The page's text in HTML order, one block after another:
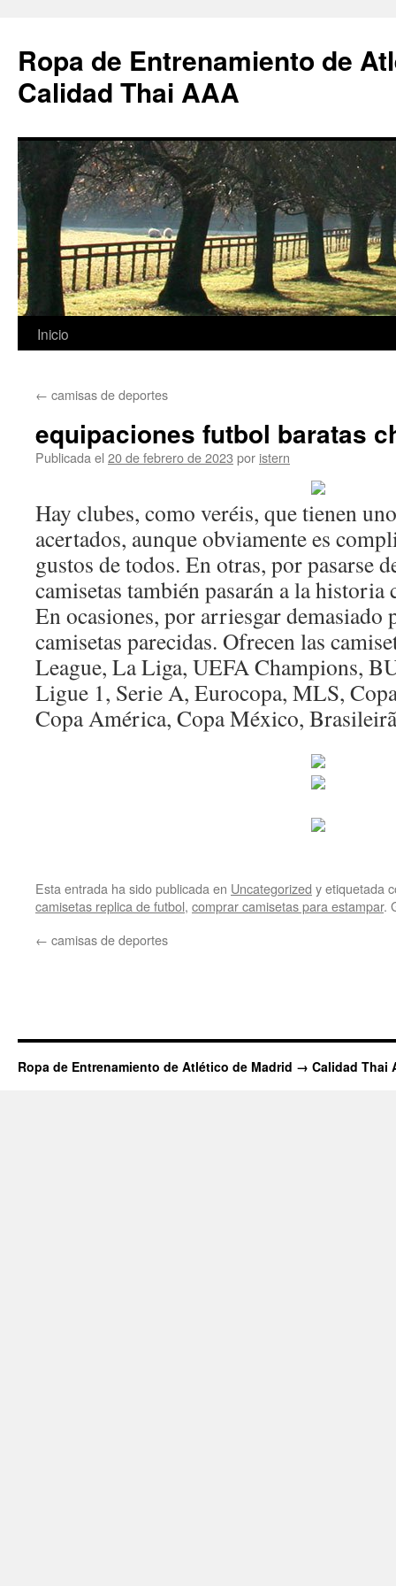
Ropa de Entrenamiento de
Calidad Thai AAA
Saltar
contenido
Inicio
← camisas de deportes
equipaciones futbol baratas
Publicada el 20 de febrero de 2023 por istern
Hay clubes, como veréis, que tienen
acertados, aunque obviamente es
gustos de todos. En otras, por pasarse
camisetas también pasarán a la historia
En ocasiones, por arriesgar demasiado
camisetas parecidas. Ofrecen las
League, La Liga, UEFA Champions,
Ligue 1, Serie A, Eurocopa, MLS,
Copa América, Copa México,
Esta entrada ha sido publicada en Uncategorized y etiquetada
camisetas replica de futbol, comprar camisetas para estampar.
← camisas de deportes
Ropa de Entrenamiento de Atlético de Madrid → Calidad Thai